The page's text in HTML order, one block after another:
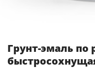
Грунт-эмаль по